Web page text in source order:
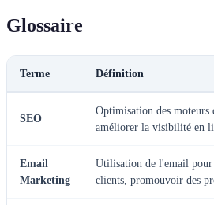
Glossaire
Terme Définition
SEO
Optimisation des moteurs
améliorer la visibilité en
Email
Marketing
Utilisation de l'email pour
clients, promouvoir des